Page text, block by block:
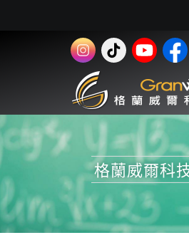
格蘭威爾科